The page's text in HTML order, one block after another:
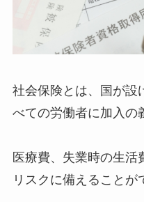
社会保険とは、国が設
べての労働者に加入の
医療費、失業時の生
リスクに備えることが